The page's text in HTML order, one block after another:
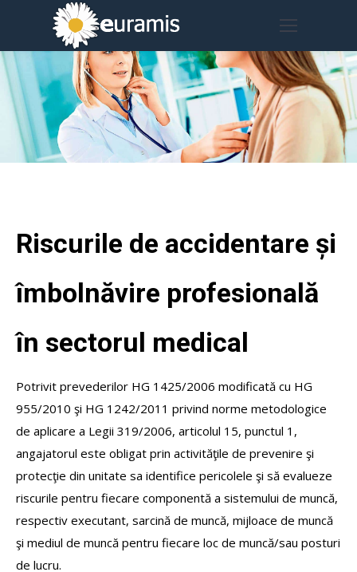
Riscurile de accidentare și
îmbolnăvire profesională
în sectorul medical
Potrivit prevederilor HG 1425/2006 modificată cu HG
955/2010 şi HG 1242/2011 privind norme metodologice
de aplicare a Legii 319/2006, articolul 15, punctul 1,
angajatorul este obligat prin activităţile de prevenire şi
protecţie din unitate sa identifice pericolele şi să evalueze
riscurile pentru fiecare componentă a sistemului de muncă,
respectiv executant, sarcină de muncă, mijloace de muncă
şi mediul de muncă pentru fiecare loc de muncă/sau posturi
de lucru.